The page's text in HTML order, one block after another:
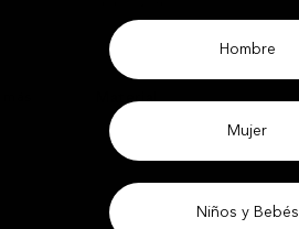
Material
Hombre
Mujer
Niños y Bebés